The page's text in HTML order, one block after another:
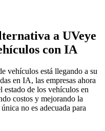
a UVeye
con IA
vehículos está llegando a su
en IA, las empresas ahora
estado de los vehículos en
costos y mejorando la
no es adecuada para